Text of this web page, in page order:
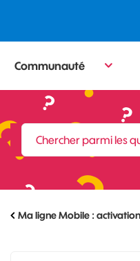
Communauté
Ma ligne Mobile :